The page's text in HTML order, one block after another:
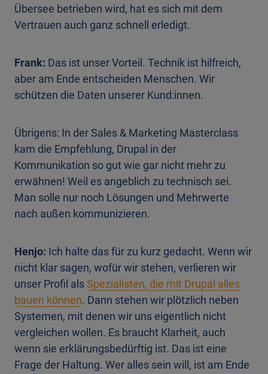
Übersee betrieben wird, hat es sich mit dem
Vertrauen auch ganz schnell erledigt.
Frank: Das ist unser Vorteil. Technik ist hilfreich,
aber am Ende entscheiden Menschen. Wir
schützen die Daten unserer Kund:innen.
Übrigens: In der Sales & Marketing Masterclass
kam die Empfehlung, Drupal in der
Kommunikation so gut wie gar nicht mehr zu
erwähnen! Weil es angeblich zu technisch sei.
Man solle nur noch Lösungen und Mehrwerte
nach außen kommunizieren.
Henjo: Ich halte das für zu kurz gedacht. Wenn wir
nicht klar sagen, wofür wir stehen, verlieren wir
unser Profil als Spezialisten, die mit Drupal alles
bauen können. Dann stehen wir plötzlich neben
Systemen, mit denen wir uns eigentlich nicht
vergleichen wollen. Es braucht Klarheit, auch
wenn sie erklärungsbedürftig ist. Das ist eine
Frage der Haltung. Wer alles sein will, ist am Ende